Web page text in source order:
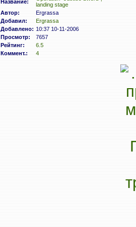
Название:
landing stage
Автор:
Ergrassa
Добавил:
Ergrassa
Добавлено: 10:37 10-11-2006
Просмотр:
7657
Рейтинг:
6.5
Коммент.:
4